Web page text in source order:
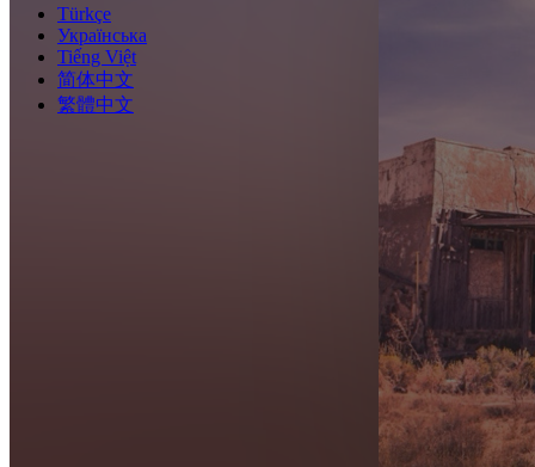
Türkçe
Українська
Tiếng Việt
简体中文
繁體中文